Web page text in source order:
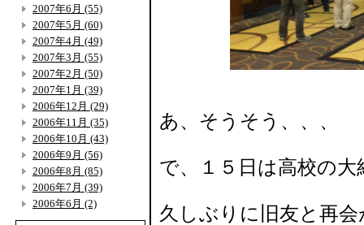
あ、そうそう、、、
で、１５日は高校の
久しぶりに旧友と再
2007年6月 (55)
2007年5月 (60)
2007年4月 (49)
2007年3月 (55)
2007年2月 (50)
2007年1月 (39)
2006年12月 (29)
2006年11月 (35)
2006年10月 (43)
2006年9月 (56)
2006年8月 (85)
2006年7月 (39)
2006年6月 (2)